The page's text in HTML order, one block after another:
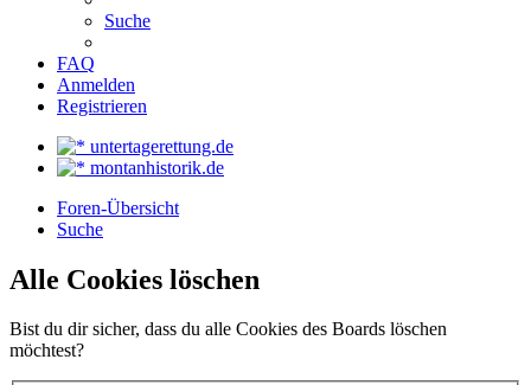
Suche
FAQ
Anmelden
Registrieren
untertagerettung.de
montanhistorik.de
Foren-Übersicht
Suche
Alle Cookies löschen
Bist du dir sicher, dass du alle Cookies des Boards löschen
möchtest?